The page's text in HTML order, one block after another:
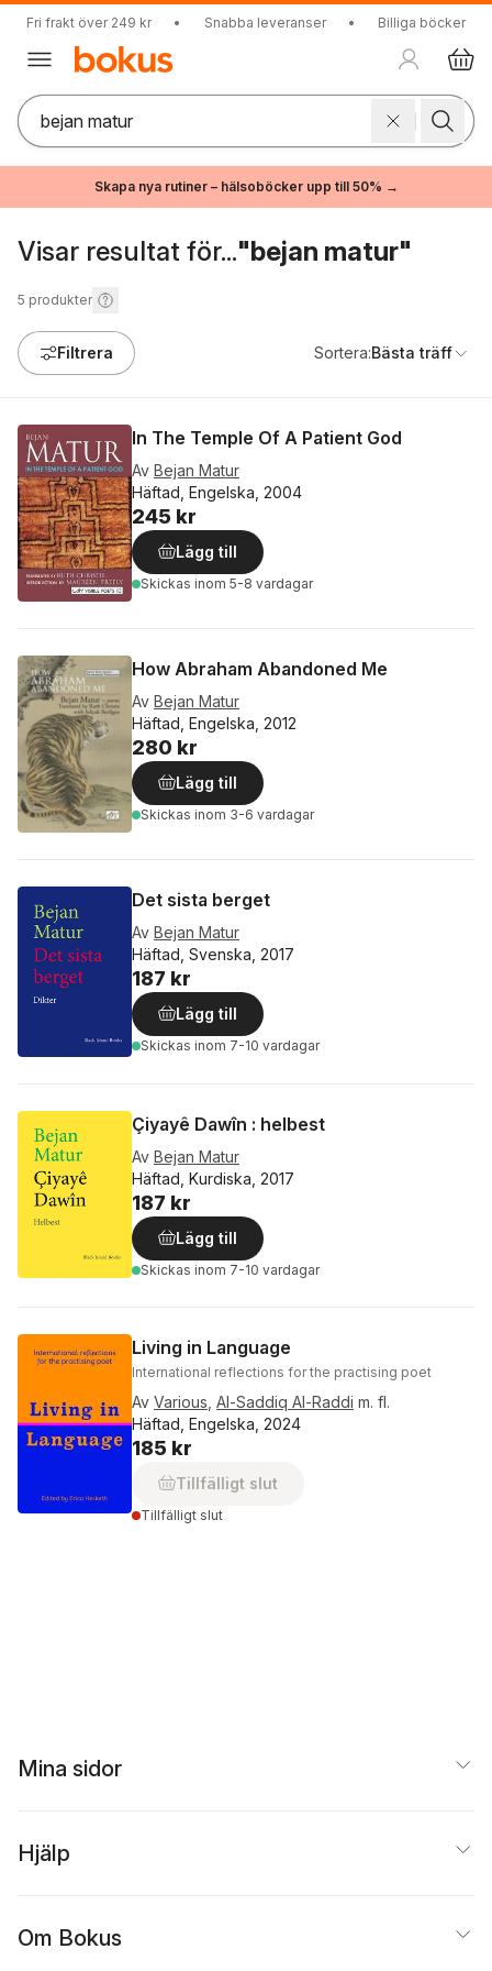
Fri frakt över 249 kr • Snabba leveranser • Billiga böcker
Skapa nya rutiner – hälsoböcker upp till 50% →
Visar resultat för..."bejan matur"
5 produkter
Filtrera Sortera:Bästa träff
In The Temple Of A Patient God
Av Bejan Matur
Häftad, Engelska, 2004
245 kr
Lägg till
Skickas inom 5-8 vardagar
How Abraham Abandoned Me
Av Bejan Matur
Häftad, Engelska, 2012
280 kr
Lägg till
Skickas inom 3-6 vardagar
Det sista berget
Av Bejan Matur
Häftad, Svenska, 2017
187 kr
Lägg till
Skickas inom 7-10 vardagar
Çiyayê Dawîn : helbest
Av Bejan Matur
Häftad, Kurdiska, 2017
187 kr
Lägg till
Skickas inom 7-10 vardagar
Living in Language
International reflections for the practising poet
Av Various Al-Saddiq Al-Raddi m. fl.
Häftad, Engelska, 2024
185 kr
Tillfälligt slut
Tillfälligt slut
Mina sidor
Hjälp
Om Bokus